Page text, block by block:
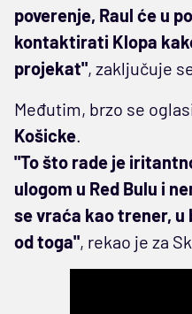
poverenje, Raul će u
kontaktirati Klopa
projekat", zaključuje
Međutim, brzo se
Košicke.
"To što rade je
ulogom u Red Bulu i
se vraća kao trener, u
od toga", rekao je za